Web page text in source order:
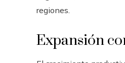
regiones.
Expansión